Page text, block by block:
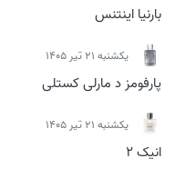
بارنیا اینتنس
يكشنبه 21 تیر 1405
پارفومز د مارلی کستلی
يكشنبه 21 تیر 1405
انیک 2